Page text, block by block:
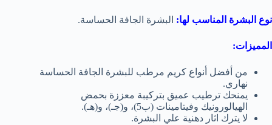
نوع البشرة المناسب لها: البشرة الجافة الحساسة.
المميزات:
من أفضل أنواع كريم مرطب للبشرة الجافة الحساسة
نهاري.
يمنحك ترطيب عميق بتركيبة معززة بحمض
الهيالورونيك وفيتامينات (ب5)، و(جـ)، و(هـ).
لا يترك اثار دهنية علي البشرة.